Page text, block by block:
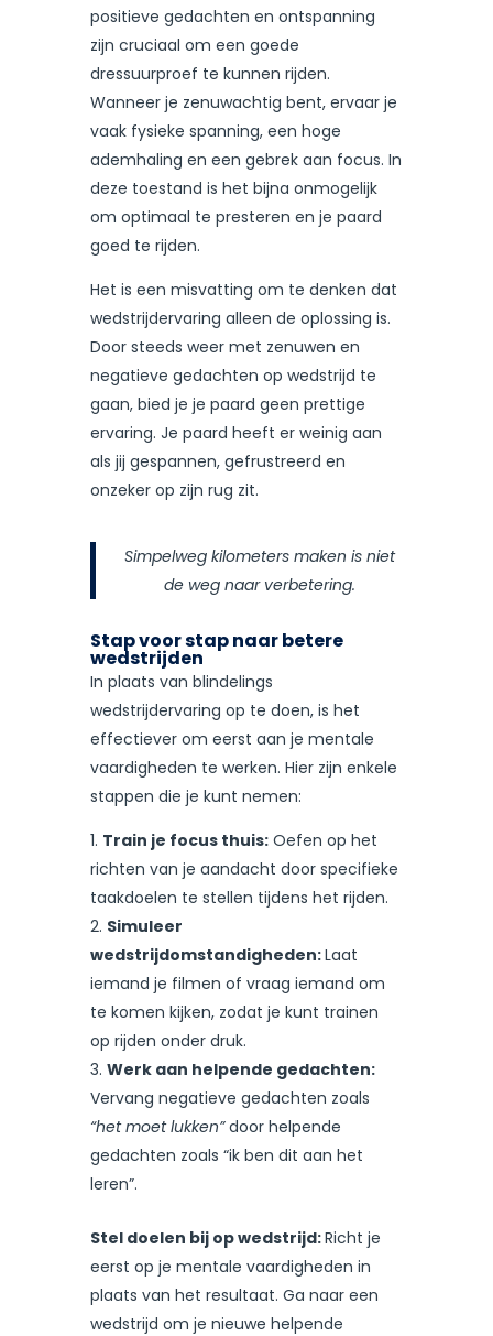
positieve gedachten en ontspanning
zijn cruciaal om een goede
dressuurproef te kunnen rijden.
Wanneer je zenuwachtig bent, ervaar je
vaak fysieke spanning, een hoge
ademhaling en een gebrek aan focus. In
deze toestand is het bijna onmogelijk
om optimaal te presteren en je paard
goed te rijden.
Het is een misvatting om te denken dat
wedstrijdervaring alleen de oplossing is.
Door steeds weer met zenuwen en
negatieve gedachten op wedstrijd te
gaan, bied je je paard geen prettige
ervaring. Je paard heeft er weinig aan
als jij gespannen, gefrustreerd en
onzeker op zijn rug zit.
Simpelweg kilometers maken is niet
de weg naar verbetering.
Stap voor stap naar betere
wedstrijden
In plaats van blindelings
wedstrijdervaring op te doen, is het
effectiever om eerst aan je mentale
vaardigheden te werken. Hier zijn enkele
stappen die je kunt nemen:
Train je focus thuis: Oefen op het
richten van je aandacht door specifieke
taakdoelen te stellen tijdens het rijden.
Simuleer
wedstrijdomstandigheden:Laat
iemand je filmen of vraag iemand om
te komen kijken, zodat je kunt trainen
op rijden onder druk.
Werk aan helpende gedachten:
Vervang negatieve gedachten zoals
“het moet lukken”door helpende
gedachten zoals “ik ben dit aan het
leren”.
Stel doelen bij op wedstrijd:Richt je
eerst op je mentale vaardigheden in
plaats van het resultaat. Ga naar een
wedstrijd om je nieuwe helpende